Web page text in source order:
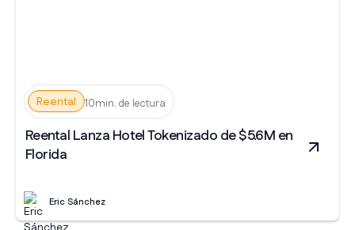
Reental 10min. de lectura
Reental Lanza Hotel Tokenizado de $5.6M en
Florida
Eric Sánchez